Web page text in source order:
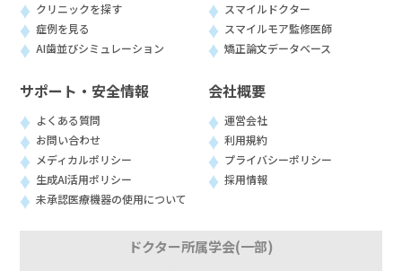
クリニックを探す
症例を見る
AI歯並びシミュレーション
スマイルドクター
スマイルモア監修医師
矯正論文データベース
サポート・安全情報
よくある質問
お問い合わせ
メディカルポリシー
生成AI活用ポリシー
未承認医療機器の使用について
会社概要
運営会社
利用規約
プライバシーポリシー
採用情報
ドクター所属学会(一部)